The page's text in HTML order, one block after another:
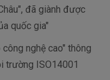
đã giành được
quốc gia"
nghệ cao" thông
trường ISO14001